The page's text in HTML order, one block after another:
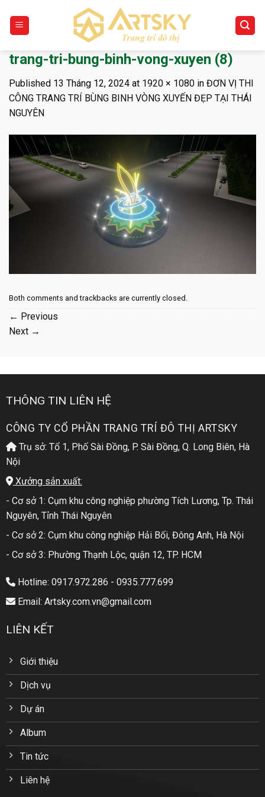
content
trang-tri-bung-binh-vong-xuyen (8)
Published 13 Tháng 12, 2024 at 1920 × 1080 in ĐƠN VỊ THI
CÔNG TRANG TRÍ BÙNG BINH VÒNG XUYẾN ĐẸP TẠI THÁI
NGUYÊN
Both comments and trackbacks are currently closed.
← Previous
Next →
THÔNG TIN LIÊN HỆ
CÔNG TY CỔ PHẦN TRANG TRÍ ĐÔ THỊ ARTSKY
Trụ sở: Tổ 1, Phố Sài Đồng, P. Sài Đồng, Q. Long Biên, Hà
Nội
Xưởng sản xuất:
- Cơ sở 1: Cụm khu công nghiệp phường Tích Lương, Tp. Thái
Nguyên, Tỉnh Thái Nguyên
- Cơ sở 2: Cụm khu công nghiệp Hải Bối, Đông Anh, Hà Nội
- Cơ sở 3: Phường Thạnh Lộc, quận 12, TP. HCM
Hotline: 0917.972.286 - 0935.777.699
Email: Artsky.com.vn@gmail.com
LIÊN KẾT
Giới thiệu
Dịch vụ
Dự án
Album
Tin tức
Liên hệ